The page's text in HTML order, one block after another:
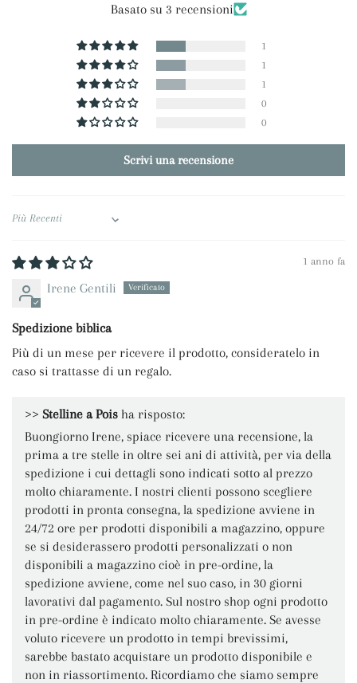
Basato su 3 recensioni
1
1
1
0
0
Scrivi una recensione
Sort by
1 anno fa
Irene Gentili
Spedizione biblica
Più di un mese per ricevere il prodotto, consideratelo in
caso si trattasse di un regalo.
>> Stelline a Pois ha risposto:
Buongiorno Irene, spiace ricevere una recensione, la
prima a tre stelle in oltre sei ani di attività, per via della
spedizione i cui dettagli sono indicati sotto al prezzo
molto chiaramente. I nostri clienti possono scegliere
prodotti in pronta consegna, la spedizione avviene in
24/72 ore per prodotti disponibili a magazzino, oppure
se si desiderassero prodotti personalizzati o non
disponibili a magazzino cioè in pre-ordine, la
spedizione avviene, come nel suo caso, in 30 giorni
lavorativi dal pagamento. Sul nostro shop ogni prodotto
in pre-ordine è indicato molto chiaramente. Se avesse
voluto ricevere un prodotto in tempi brevissimi,
sarebbe bastato acquistare un prodotto disponibile e
non in riassortimento. Ricordiamo che siamo sempre